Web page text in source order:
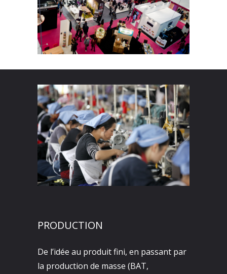
PRODUCTION
De l’idée au produit fini, en passant par
la production de masse (BAT,